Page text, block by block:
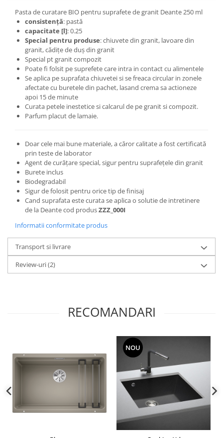
Pasta de curatare BIO pentru suprafete de granit Deante 250 ml
consistență: pastă
capacitate [l]: 0.25
Special pentru produse: chiuvete din granit, lavoare din
granit, cădițe de duș din granit
Special pt granit compozit
Poate fi folsit pe suprefete care intra in contact cu alimentele
Se aplica pe suprafata chiuvetei si se freaca circular in zonele
afectate cu buretele din pachet, lasand crema sa actioneze
apoi 15 de minute
Curata petele inestetice si calcarul de pe granit si compozit.
Parfum placut de lamaie.
Doar cele mai bune materiale, a căror calitate a fost certificată
prin teste de laborator
Agent de curățare special, sigur pentru suprafețele din granit
Burete inclus
Biodegradabil
Sigur de folosit pentru orice tip de finisaj
Cand suprafata este curata se aplica o solutie de intretinere
de la Deante cod produsZZZ_000I
Informatii conformitate produs
Transport si livrare
Review-uri(2)
RECOMANDARI
NOU